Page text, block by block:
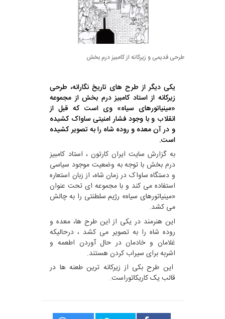
طرحی قدیمی و زیرکانه از کامبیز درم بخش
یکی دیگر از طرح های تاریخ نگارانه، طرحی
زیرکانه از استاد کامبیز درم بخش از مجموعه
«مینیاتورهای سیاه» وی است که قبل از
انقلاب و با وجود فشار امنیتی ساواک کشیده
و در آن معده و روده شاه را به تصویر کشیده
است.
به گزارش سایت ایران کارتون ، استاد کامبیز
درم بخش با توجه به وضعیت موجود سیاسی
و دستگاه ساواک در زمان شاه، از زبان استعاره
استفاده می کند و با مجموعه ای تحت عنوان
«مینیاتورهای سیاه» رژیم سلطنتی را به چالش
می کشد.
این هنرمند در یکی از این طرح ها، معده و
روده شاه را به تصویر می کشد ، درحالیکه
غلامان و خادمان در حال آوردن اطعمه و
اشربه برای سیراب کردن هستند.
این طرح بکی از زیرکانه ترین طعنه ها در
قالب یک کاریکاتوراست.